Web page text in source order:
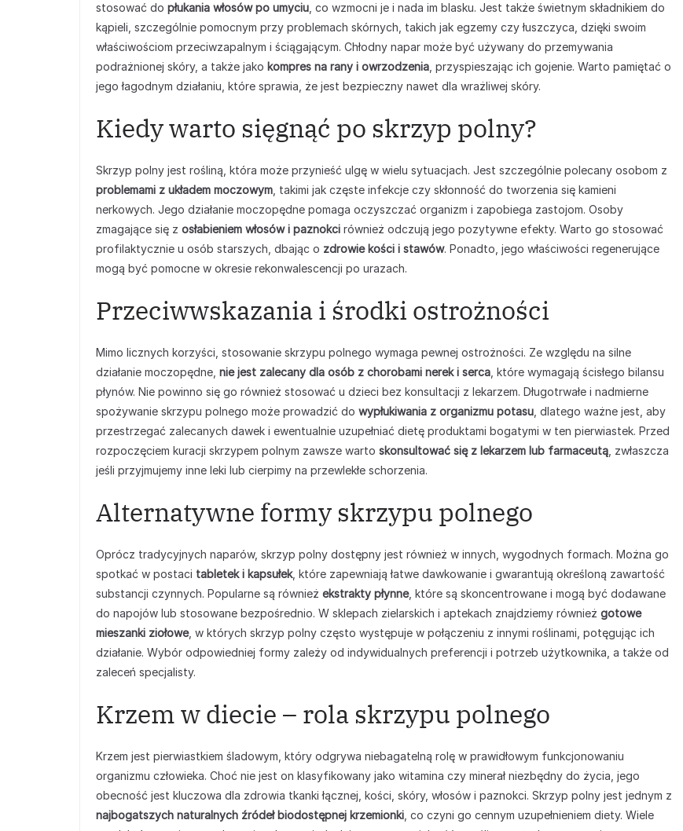
stosować do płukania włosów po umyciu , co wzmocni je i nada im blasku. Jest także świetnym składnikiem do
kąpieli, szczególnie pomocnym przy problemach skórnych, takich jak egzemy czy łuszczyca, dzięki swoim
właściwościom przeciwzapalnym i ściągającym. Chłodny napar może być używany do przemywania
podrażnionej skóry, a także jako kompres na rany i owrzodzenia , przyspieszając ich gojenie. Warto pamiętać o
jego łagodnym działaniu, które sprawia, że jest bezpieczny nawet dla wrażliwej skóry.
Kiedy warto sięgnąć po skrzyp polny?
Skrzyp polny jest rośliną, która może przynieść ulgę w wielu sytuacjach. Jest szczególnie polecany osobom z
problemami z układem moczowym , takimi jak częste infekcje czy skłonność do tworzenia się kamieni
nerkowych. Jego działanie moczopędne pomaga oczyszczać organizm i zapobiega zastojom. Osoby
zmagające się z osłabieniem włosów i paznokci również odczują jego pozytywne efekty. Warto go stosować
profilaktycznie u osób starszych, dbając o zdrowie kości i stawów. Ponadto, jego właściwości regenerujące
mogą być pomocne w okresie rekonwalescencji po urazach.
Przeciwwskazania i środki ostrożności
Mimo licznych korzyści, stosowanie skrzypu polnego wymaga pewnej ostrożności. Ze względu na silne
działanie moczopędne, nie jest zalecany dla osób z chorobami nerek i serca , które wymagają ścisłego bilansu
płynów. Nie powinno się go również stosować u dzieci bez konsultacji z lekarzem. Długotrwałe i nadmierne
spożywanie skrzypu polnego może prowadzić do wypłukiwania z organizmu potasu , dlatego ważne jest, aby
przestrzegać zalecanych dawek i ewentualnie uzupełniać dietę produktami bogatymi w ten pierwiastek. Przed
rozpoczęciem kuracji skrzypem polnym zawsze warto skonsultować się z lekarzem lub farmaceutą , zwłaszcza
jeśli przyjmujemy inne leki lub cierpimy na przewlekłe schorzenia.
Alternatywne formy skrzypu polnego
Oprócz tradycyjnych naparów, skrzyp polny dostępny jest również w innych, wygodnych formach. Można go
spotkać w postaci tabletek i kapsułek, które zapewniają łatwe dawkowanie i gwarantują określoną zawartość
substancji czynnych. Popularne są również ekstrakty płynne, które są skoncentrowane i mogą być dodawane
do napojów lub stosowane bezpośrednio. W sklepach zielarskich i aptekach znajdziemy również gotowe
mieszanki ziołowe, w których skrzyp polny często występuje w połączeniu z innymi roślinami, potęgując ich
działanie. Wybór odpowiedniej formy zależy od indywidualnych preferencji i potrzeb użytkownika, a także od
zaleceń specjalisty.
Krzem w diecie – rola skrzypu polnego
Krzem jest pierwiastkiem śladowym, który odgrywa niebagatelną rolę w prawidłowym funkcjonowaniu
organizmu człowieka. Choć nie jest on klasyfikowany jako witamina czy minerał niezbędny do życia, jego
obecność jest kluczowa dla zdrowia tkanki łącznej, kości, skóry, włosów i paznokci. Skrzyp polny jest jednym z
najbogatszych naturalnych źródeł biodostępnej krzemionki , co czyni go cennym uzupełnieniem diety. Wiele